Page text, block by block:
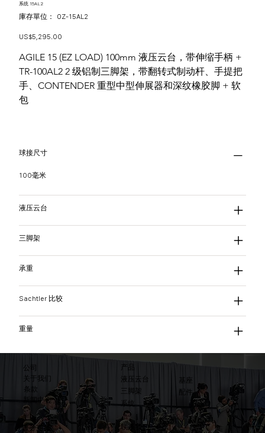
系统 15AL2
庫存單位：
SKU
OZ-
OZ-15AL2
價
US$5,295.00
AGILE 15 (EZ LOAD) 100mm 液压云台，带伸缩手柄 +
TR-100AL2 2 级铝制三脚架，带翻转式制动杆、手提把
手、CONTENDER 重型中型伸展器和深纹橡胶脚 + 软
包
球接尺寸
100毫米
液压云台
三脚架
承重
Sachtler 比较
重量
​服务支持
基座
公司
关于我们
条款
​新闻中心
产品
液压云台
三脚架
系统
联系我们
配件